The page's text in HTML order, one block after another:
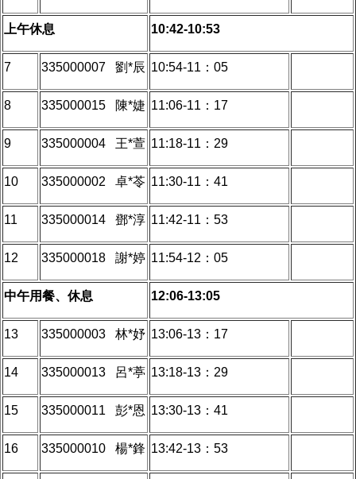
上午休息 10:42-10:53
7 335000007 劉*辰 10:54-11：05
8 335000015 陳*婕 11:06-11：17
9 335000004 王*萱 11:18-11：29
10 335000002 卓*苓 11:30-11：41
11 335000014 鄧*淳 11:42-11：53
12 335000018 謝*婷 11:54-12：05
中午用餐、休息 12:06-13:05
13 335000003 林*妤 13:06-13：17
14 335000013 呂*葶 13:18-13：29
15 335000011 彭*恩 13:30-13：41
16 335000010 楊*鋒 13:42-13：53